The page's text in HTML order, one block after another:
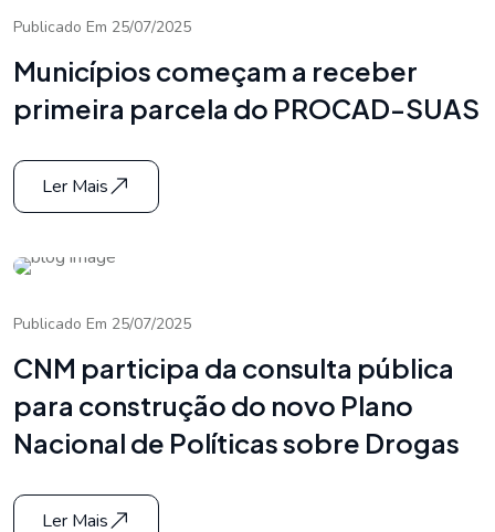
Publicado Em 25/07/2025
Municípios começam a receber
primeira parcela do PROCAD-SUAS
Ler Mais
Publicado Em 25/07/2025
CNM participa da consulta pública
para construção do novo Plano
Nacional de Políticas sobre Drogas
Ler Mais